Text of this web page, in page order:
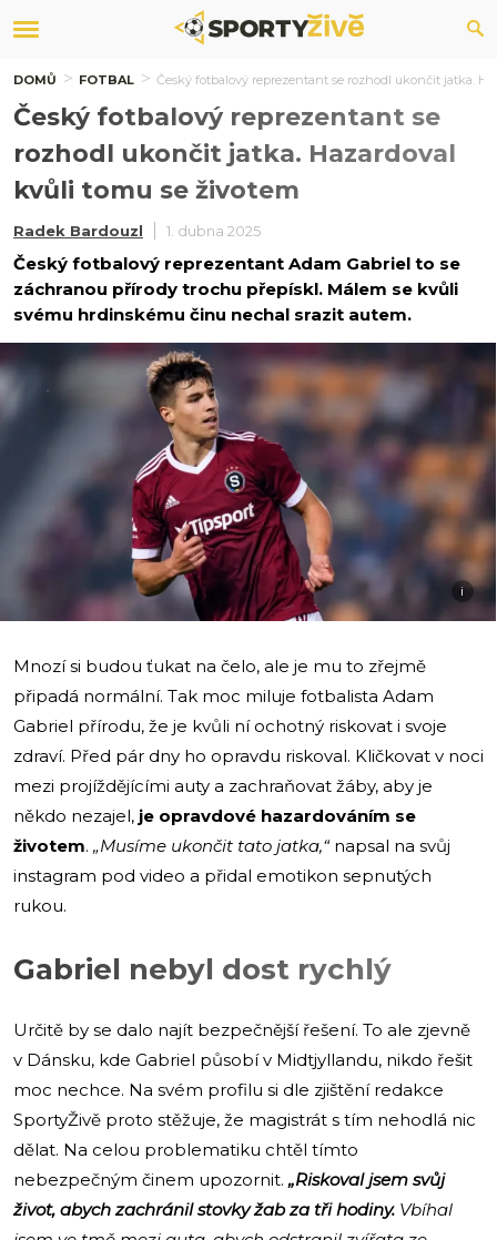
DOMŮ FOTBAL Český fotbalový reprezentant se rozhodl ukončit jatka.
Český fotbalový reprezentant se
rozhodl ukončit jatka. Hazardoval
kvůli tomu se životem
Radek Bardouzl 1. dubna 2025
Český fotbalový reprezentant Adam Gabriel to se
záchranou přírody trochu přepískl. Málem se kvůli
svému hrdinskému činu nechal srazit autem.
i
Mnozí si budou ťukat na čelo, ale je mu to zřejmě
připadá normální. Tak moc miluje fotbalista Adam
Gabriel přírodu, že je kvůli ní ochotný riskovat i svoje
zdraví. Před pár dny ho opravdu riskoval. Kličkovat v noci
mezi projíždějícími auty a zachraňovat žáby, aby je
někdo nezajel, je opravdové hazardováním se
životem. „Musíme ukončit tato jatka,“napsal na svůj
instagram pod video a přidal emotikon sepnutých
rukou.
Gabriel nebyl dost rychlý
Určitě by se dalo najít bezpečnější řešení. To ale zjevně
v Dánsku, kde Gabriel působí v Midtjyllandu, nikdo řešit
moc nechce. Na svém profilu si dle zjištění redakce
SportyŽivě proto stěžuje, že magistrát s tím nehodlá nic
dělat. Na celou problematiku chtěl tímto
nebezpečným činem upozornit. „Riskoval jsem svůj
život, abych zachránil stovky žab za tři hodiny. Vbíhal